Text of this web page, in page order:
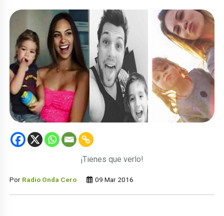
¡Tienes que verlo!
Por Radio Onda Cero 09 Mar 2016